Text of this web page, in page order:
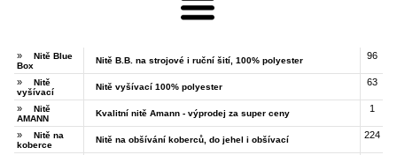
»
Nitě Blue
Box
Nitě B.B. na strojové i ruční šití, 100% polyester 96
»
Nitě
vyšívací
Nitě vyšívací 100% polyester 63
»
Nitě
AMANN
Kvalitní nitě Amann - výprodej za super ceny 1
»
Nitě na
koberce
Nitě na obšívání koberců, do jehel i obšívací 224